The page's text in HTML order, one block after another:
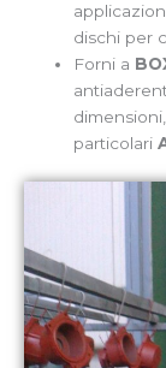
dischi per
Forni a
particolari